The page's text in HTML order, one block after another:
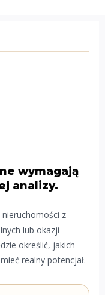
wymagają
analizy.
nieruchomości z
lub okazji
określić, jakich
realny potencjał.